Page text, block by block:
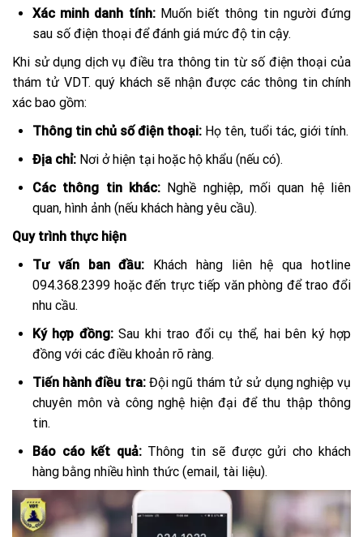
Xác minh danh tính:Muốn biết thông tin người đứng
sau số điện thoại để đánh giá mức độ tin cậy.
Khi sử dụng dịch vụ điều tra thông tin từ số điện thoại của
thám tử VDT. quý khách sẽ nhận được các thông tin chính
xác bao gồm:
Thông tin chủ số điện thoại: Họ tên, tuổi tác, giới tính.
Địa chỉ: Nơi ở hiện tại hoặc hộ khẩu (nếu có).
Các thông tin khác: Nghề nghiệp, mối quan hệ liên
quan, hình ảnh (nếu khách hàng yêu cầu).
Quy trình thực hiện
Tư vấn ban đầu: Khách hàng liên hệ qua hotline
094.368.2399 hoặc đến trực tiếp văn phòng để trao đổi
nhu cầu.
Ký hợp đồng:Sau khi trao đổi cụ thể, hai bên ký hợp
đồng với các điều khoản rõ ràng.
Tiến hành điều tra:Đội ngũ thám tử sử dụng nghiệp vụ
chuyên môn và công nghệ hiện đại để thu thập thông
tin.
Báo cáo kết quả:Thông tin sẽ được gửi cho khách
hàng bằng nhiều hình thức (email, tài liệu).